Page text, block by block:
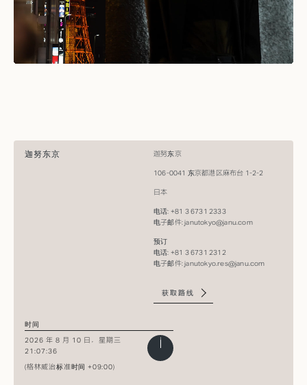
迦努东京 迦努东京
106-0041 东京都港区麻布台 1-2-2
日本
电话: +81 3 6731 2333​
电子邮件:janutokyo@janu.com
预订​
电话: +81 3 6731 2312​
电子邮件:janutokyo.res@janu.com
获取路线
时间
2026 年 8 月 10 日，星期三
21:07:36
(格林威治标准时间 +09:00)